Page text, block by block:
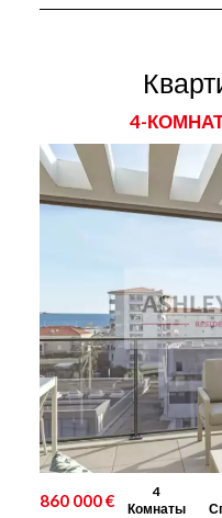
4-
860 000 €
4
Комнаты